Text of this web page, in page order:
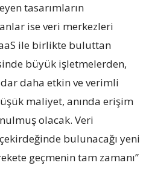
tasarımların
ise veri merkezleri
ile birlikte buluttan
büyük işletmelerden,
daha etkin ve verimli
maliyet, anında erişim
olacak. Veri
bulunacağı yeni
geçmenin tam zamanı”